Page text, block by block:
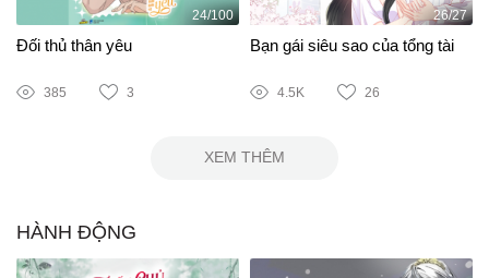
24/100
Đối thủ thân yêu
385 3
26/27
Bạn gái siêu sao của tổng tài
4.5K 26
XEM THÊM
HÀNH ĐỘNG